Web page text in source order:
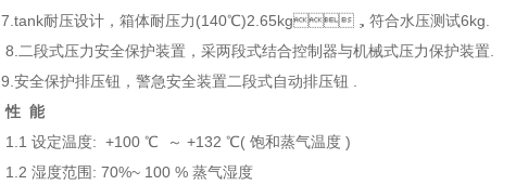
7. tank耐压设计，箱体耐压力(140℃)2.65kg，符合水压测试6kg.
8. 二段式压力安全保护装置，采两段式结合控制器与机械式压力保护装置
9. 安全保护排压钮，警急安全装置二段式自动排压钮
性 能
1.1 设定温度: +100 ℃ ～ +132 ℃( 饱和蒸气温度 )
1.2 湿度范围: 70%~ 100 % 蒸气湿度